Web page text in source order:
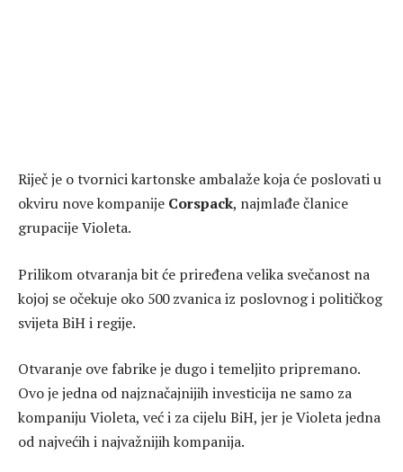
Riječ je o tvornici kartonske ambalaže koja će poslovati u
okviru nove kompanije Corspack, najmlađe članice
grupacije Violeta.
Prilikom otvaranja bit će priređena velika svečanost na
kojoj se očekuje oko 500 zvanica iz poslovnog i političkog
svijeta BiH i regije.
Otvaranje ove fabrike je dugo i temeljito pripremano.
Ovo je jedna od najznačajnijih investicija ne samo za
kompaniju Violeta, već i za cijelu BiH, jer je Violeta jedna
od najvećih i najvažnijih kompanija.